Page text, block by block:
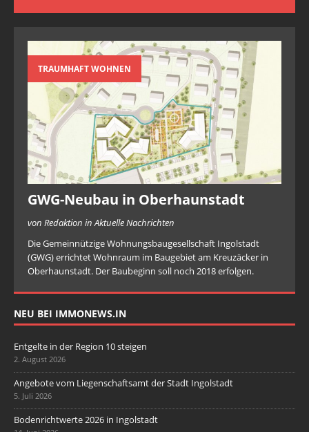
TRAUMHAFT WOHNEN
GWG-Neubau in Oberhaunstadt
von Redaktion in Aktuelle Nachrichten
Die Gemeinnützige Wohnungsbaugesellschaft Ingolstadt
(GWG) errichtet Wohnraum im Baugebiet am Kreuzäcker in
Oberhaunstadt. Der Baubeginn soll noch 2018 erfolgen.
NEU BEI IMMONEWS.IN
Entgelte in der Region 10 steigen
2. August 2026
Angebote vom Liegenschaftsamt der Stadt Ingolstadt
5. Juli 2026
Bodenrichtwerte 2026 in Ingolstadt